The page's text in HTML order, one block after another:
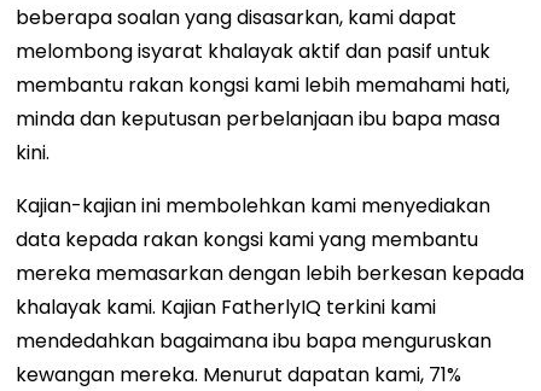
beberapa soalan yang disasarkan, kami dapat
melombong isyarat khalayak aktif dan pasif untuk
membantu rakan kongsi kami lebih memahami hati,
minda dan keputusan perbelanjaan ibu bapa masa
kini.
Kajian-kajian ini membolehkan kami menyediakan
data kepada rakan kongsi kami yang membantu
mereka memasarkan dengan lebih berkesan kepada
khalayak kami. Kajian FatherlyIQ terkini kami
mendedahkan bagaimana ibu bapa menguruskan
kewangan mereka. Menurut dapatan kami, 71%